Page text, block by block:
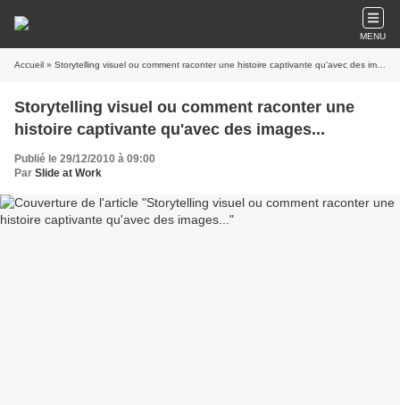
MENU
Accueil » Storytelling visuel ou comment raconter une histoire captivante qu'avec des images...
Storytelling visuel ou comment raconter une
histoire captivante qu'avec des images...
Publié le 29/12/2010 à 09:00
Par Slide at Work